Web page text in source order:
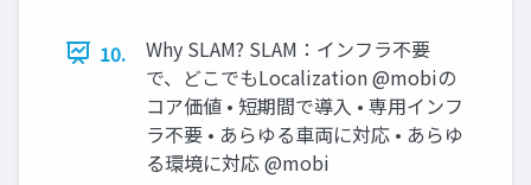
10.
Why SLAM? SLAM：インフラ不要
で、どこでもLocalization @mobiの
コア価値 • 短期間で導入 • 専用インフ
ラ不要 • あらゆる車両に対応 • あらゆ
る環境に対応 @mobi